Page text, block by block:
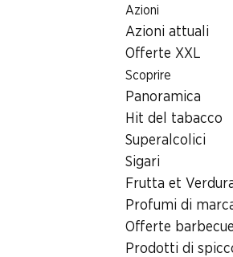
Azioni
Azioni attuali
Offerte XXL
Scoprire
Panoramica
Hit del tabacco
Superalcolici
Sigari
Frutta et
Profumi di
Offerte barbecue
Prodotti di
Ricerca di filiale
Filiale Denner Rue Daniel-
2300 La Chaux-de-
Centre Métropole
Rue Daniel-Jeanrichard 23,